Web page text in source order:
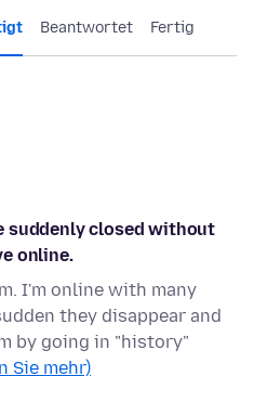
Beantwortet Fertig
suddenly closed without
online.
I'm online with many
they disappear and
by going in "history"
Sie mehr)